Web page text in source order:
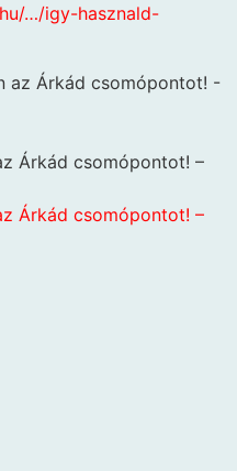
…/igy-hasznald-
Árkád csomópontot! –
Árkád csomópontot! –